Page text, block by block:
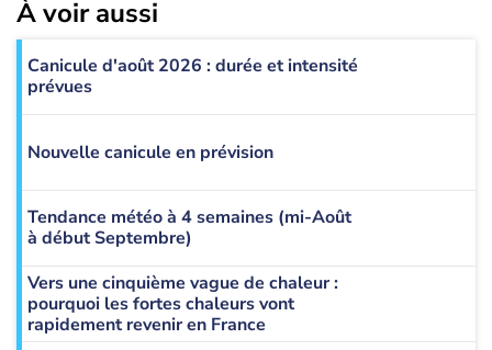
À voir aussi
Canicule d'août 2026 : durée et intensité
prévues
Nouvelle canicule en prévision
Tendance météo à 4 semaines (mi-Août
à début Septembre)
Vers une cinquième vague de chaleur :
pourquoi les fortes chaleurs vont
rapidement revenir en France